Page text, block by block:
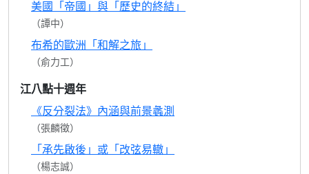
美國「帝國」與「歷史的終結」
（譚中）
布希的歐洲「和解之旅」
（俞力工）
江八點十週年
《反分裂法》內涵與前景蠡測
（張麟徵）
「承先啟後」或「改弦易轍」
（楊志誠）